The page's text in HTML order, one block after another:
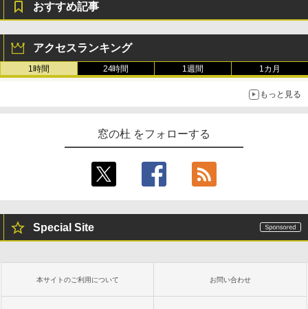
おすすめ記事
アクセスランキング
1時間 24時間 1週間 1カ月
もっと見る
窓の杜 をフォローする
Special Site
本サイトのご利用について お問い合わせ